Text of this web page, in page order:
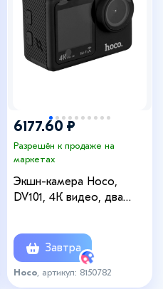
6177.60 ₽
Разрешён к продаже на
маркетах
Экшн-камера Hoco,
DV101, 4К видео, два
Завтра
Hoco , артикул: 8150782